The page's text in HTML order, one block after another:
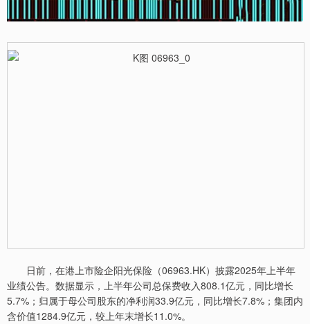
日前，在港上市险企阳光保险（06963.HK）披露2025年上半年
业绩公告。数据显示，上半年公司总保费收入808.1亿元，同比增长
5.7%；归属于母公司股东的净利润33.9亿元，同比增长7.8%；集团内
含价值1284.9亿元，较上年末增长11.0%。